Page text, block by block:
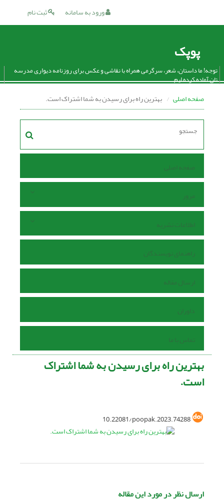
ثبت نام ورود به سامانه
پوپک
توجه! ما داستان، شعر، سرگرمی همراه با نقاشی و عکس برای روزنامه دیواری مدرسه
تان آماده کرده ایم.
صفحه اصلی بهترین راه برای رسیدن به شما اشتراک است.
صفحه اصلی
مرور
اطلاعات نشریه
راهنمای نویسندگان
ارسال مقاله
داوران
تماس با ما
بهترین راه برای رسیدن به شما اشتراک
است.
10.22081/poopak.2023.74288
ارسال نظر در مورد این مقاله